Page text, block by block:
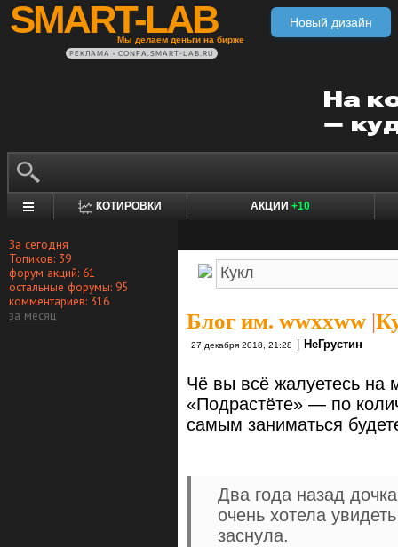
SMART-LAB
Мы делаем деньги на бирже
Новый дизайн
РЕКЛАМА • CONFA.SMART-LAB.RU
КОТИРОВКИ АКЦИИ +10
За сегодня
Топиков: 39
форум акций: 61
остальные форумы: 95
комментариев: 316
за месяц
Блог им. wwxxww |
27 декабря 2018, 21:28 НеГрустин
Чё вы всё жалуетесь на
«Подрастёте» — по
самым заниматься
Два года назад
очень хотела
заснула.